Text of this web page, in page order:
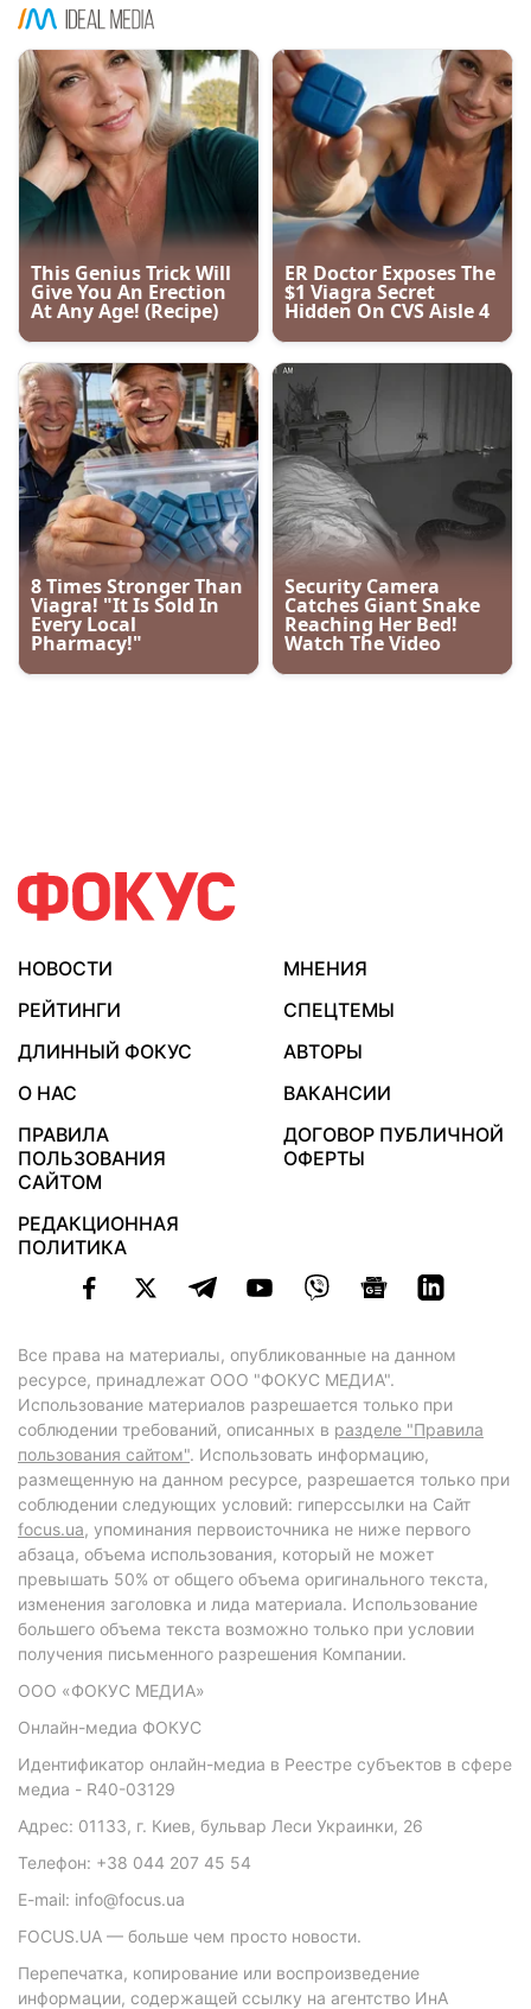
НОВОСТИ
МНЕНИЯ
РЕЙТИНГИ
СПЕЦТЕМЫ
ДЛИННЫЙ ФОКУС
АВТОРЫ
О НАС
ВАКАНСИИ
ПРАВИЛА
ПОЛЬЗОВАНИЯ
САЙТОМ
ДОГОВОР ПУБЛИЧНОЙ
ОФЕРТЫ
РЕДАКЦИОННАЯ
ПОЛИТИКА
Все права на материалы, опубликованные на данном
ресурсе, принадлежат ООО "ФОКУС МЕДИА".
Использование материалов разрешается только при
соблюдении требований, описанных в разделе "Правила
пользования сайтом". Использовать информацию,
размещенную на данном ресурсе, разрешается только при
соблюдении следующих условий: гиперссылки на Сайт
focus.ua, упоминания первоисточника не ниже первого
абзаца, объема использования, который не может
превышать 50% от общего объема оригинального текста,
изменения заголовка и лида материала. Использование
большего объема текста возможно только при условии
получения письменного разрешения Компании.
ООО «ФОКУС МЕДИА»
Онлайн-медиа ФОКУС
Идентификатор онлайн-медиа в Реестре субъектов в сфере
медиа - R40-03129
Адрес: 01133, г. Киев, бульвар Леси Украинки, 26
Телефон: +38 044 207 45 54
E-mail: info@focus.ua
FOCUS.UA — больше чем просто новости.
Перепечатка, копирование или воспроизведение
информации, содержащей ссылку на агентство ИнА